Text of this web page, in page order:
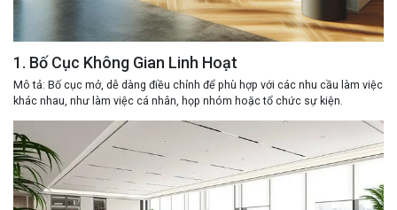
1. Bố Cục Không Gian Linh Hoạt
Mô tả: Bố cục mở, dễ dàng điều chỉnh để phù hợp với các nhu cầu làm việc
khác nhau, như làm việc cá nhân, họp nhóm hoặc tổ chức sự kiện.